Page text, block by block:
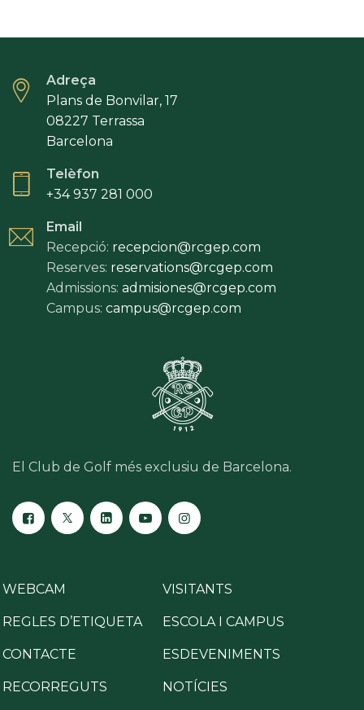
Adreça
Plans de Bonvilar, 17
08227 Terrassa
Barcelona
Telèfon
+34 937 281 000
Email
Recepció: recepcion@rcgep.com
Reserves: reservations@rcgep.com
Admissions: admisiones@rcgep.com
Campus: campus@rcgep.com
El Club de Golf més exclusiu de Barcelona.
WEBCAM VISITANTS
REGLES D’ETIQUETA ESCOLA I CAMPUS
CONTACTE ESDEVENIMENTS
RECORREGUTS NOTÍCIES